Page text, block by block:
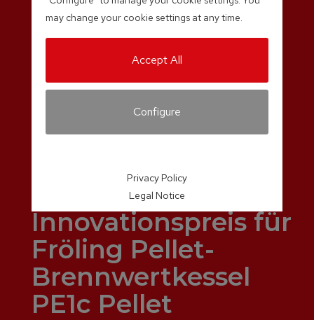
Innovationspreis für
Fröling Pellet-
Brennwertkessel
PE1c Pellet
may change your cookie settings at any time.
Accept All
Configure
Privacy Policy
Legal Notice